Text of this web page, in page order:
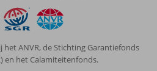
ANVR, de Stichting Garantiefonds
en het Calamiteitenfonds.